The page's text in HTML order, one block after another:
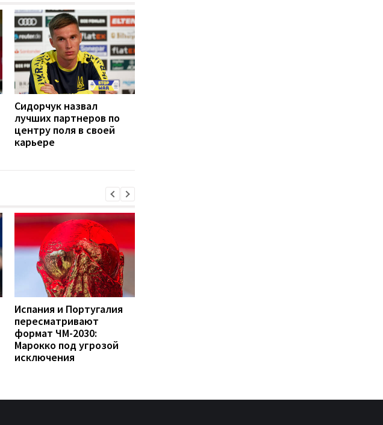
Cидорчук назвал
лучших партнеров по
центру поля в своей
карьере
Испания и Португалия
пересматривают
формат ЧМ-2030:
Марокко под угрозой
исключения